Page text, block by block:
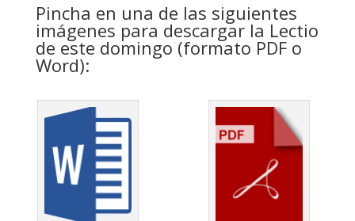
Pincha en una de las siguientes
imágenes para descargar la Lectio
de este domingo (formato PDF o
Word):